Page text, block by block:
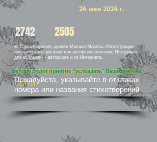
24 мая 2024 г.
2742 2505
© Стихотворения, дизайн Михаил Мазель. Иллюстрации
или авторские рисунки или авторские коллажи. Исходники
для коллажей - авторские и из Интернета.
Автор исполнитель песни на мои
стихи
Автору будет приятно "услышать" Ваше мнение:
Пожалуйста, указывайте в откликах
номера или названия стихотворений